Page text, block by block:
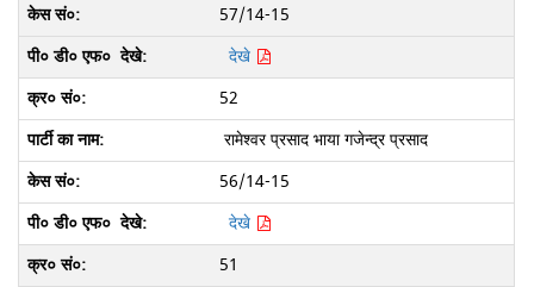
57/14-15
देखे
52
रामेश्वर प्रसाद भाया गजेन्द्र प्रसाद
56/14-15
देखे
51